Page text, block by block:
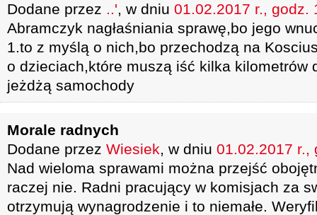
Dodane przez ..', w dniu 01.02.2017 r., godz.
Abramczyk nagłaśniania sprawę,bo jego
1.to z myślą o nich,bo przechodzą na
o dzieciach,które muszą iść kilka kilometrów
jeżdżą samochody
Morale radnych
Dodane przez Wiesiek, w dniu 01.02.2017 r.,
Nad wieloma sprawami można przejść
raczej nie. Radni pracujący w komisjach za
otrzymują wynagrodzenie i to niemałe.